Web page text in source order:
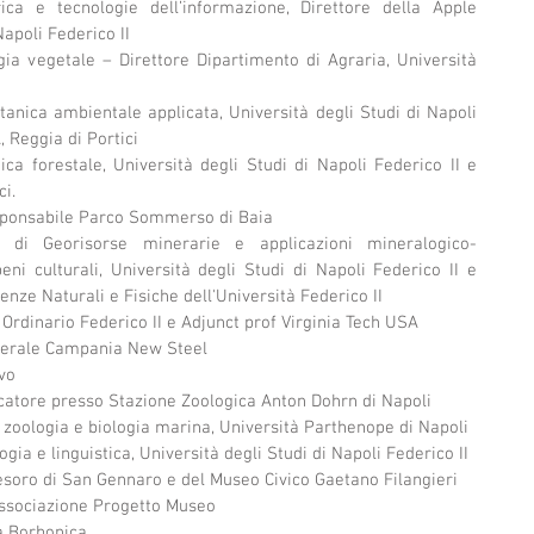
e tecnologie dell’informazione, Direttore della Apple
Federico II
vegetale – Direttore Dipartimento di Agraria, Università
ambientale applicata, Università degli Studi di Napoli
Reggia di Portici
forestale, Università degli Studi di Napoli Federico II e
Parco Sommerso di Baia
di Georisorse minerarie e applicazioni mineralogico-
culturali, Università degli Studi di Napoli Federico II e
Naturali e Fisiche dell'Università Federico II
Federico II e Adjunct prof Virginia Tech USA
Campania New Steel
presso Stazione Zoologica Anton Dohrn di Napoli
e biologia marina, Università Parthenope di Napoli
e linguistica, Università degli Studi di Napoli Federico II
di San Gennaro e del Museo Civico Gaetano Filangieri
Progetto Museo